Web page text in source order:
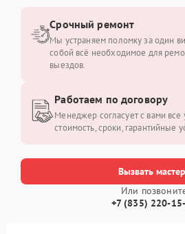
Вызвать
Или
+7 (835) 220-
Срочный ремонт
Мы устраняем поломку за один
собой всё необходимое для
выездов.
Работаем по договору
Менеджер согласует с вами все
стоимость, сроки, гарантийные